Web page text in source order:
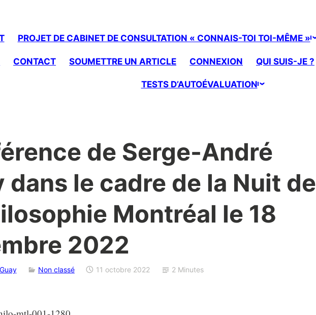
PROJET DE CABINET DE CONSULTATION « CONNAIS-TOI TOI-MÊME »
CONTACT SOUMETTRE UN ARTICLE CONNEXION QUI SUIS-JE ?
TESTS D’AUTOÉVALUATION
de Serge-André
dans le cadre de la Nuit de
Montréal le 18
2022
Non classé 11 octobre 2022 2 Minutes